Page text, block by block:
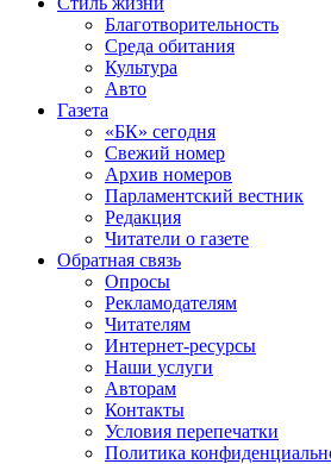
Благотворительность
Среда обитания
Культура
Авто
Газета
«БК» сегодня
Свежий номер
Архив номеров
Парламентский вестник
Редакция
Читатели о газете
Обратная связь
Опросы
Рекламодателям
Читателям
Интернет-ресурсы
Наши услуги
Авторам
Контакты
Условия перепечатки
Политика